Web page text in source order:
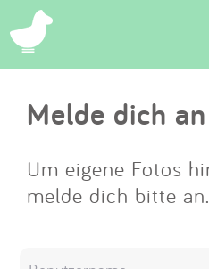
App
Melde dich an
Um eigene Fotos
melde dich bitte an.